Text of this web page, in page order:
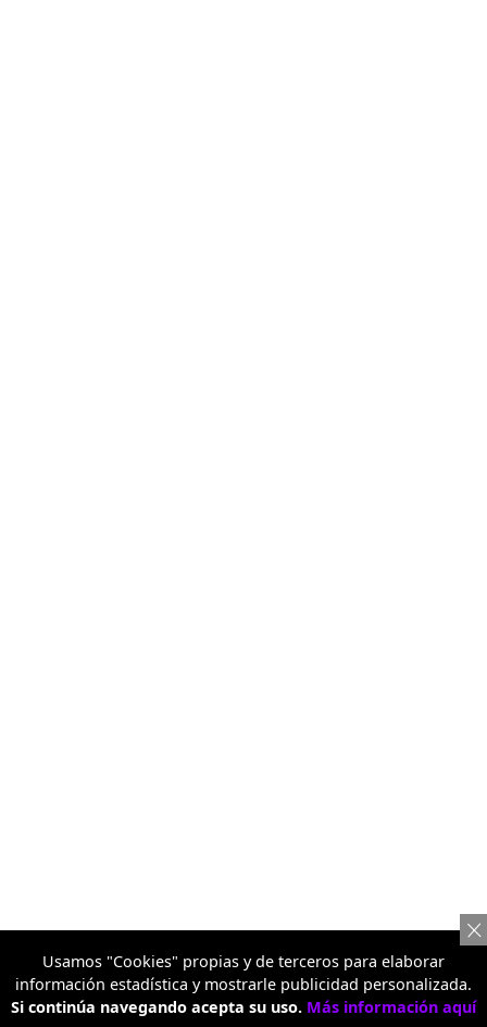
Usamos "Cookies" propias y de terceros para elaborar
información estadística y mostrarle publicidad personalizada.
Si continúa navegando acepta su uso. Más información aquí